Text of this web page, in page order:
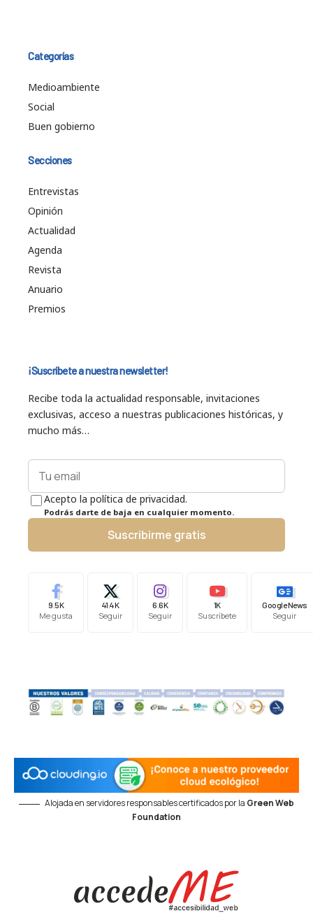
Categorías
Medioambiente
Social
Buen gobierno
Secciones
Entrevistas
Opinión
Actualidad
Agenda
Revista
Anuario
Premios
¡Suscríbete a nuestra newsletter!
Recibe toda la actualidad responsable, invitaciones
exclusivas, acceso a nuestras publicaciones históricas, y
mucho más…
Acepto la política de privacidad.
Podrás darte de baja en cualquier momento.
Suscribirme gratis
9.5K
Me gusta
41.4K
Seguir
6.6K
Seguir
1K
Suscríbete
Google News
Seguir
Alojada en servidores responsables certificados por la Green Web
Foundation